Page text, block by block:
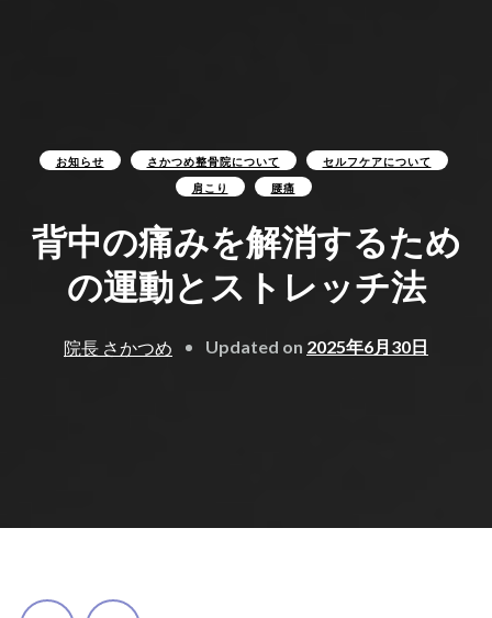
お知らせ さかつめ整骨院について
セルフケアについて
肩こり
腰痛
背中の痛みを解消するため
の運動とストレッチ法
院長 さかつめ Updated on 2025年6月30日